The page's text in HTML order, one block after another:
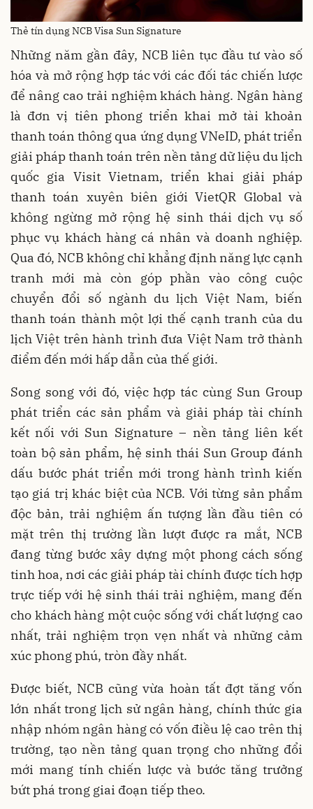
Thẻ tín dụng NCB Visa Sun Signature
Những năm gần đây, NCB liên tục đầu tư vào số
hóa và mở rộng hợp tác với các đối tác chiến lược
để nâng cao trải nghiệm khách hàng. Ngân hàng
là đơn vị tiên phong triển khai mở tài khoản
thanh toán thông qua ứng dụng VNeID, phát triển
giải pháp thanh toán trên nền tảng dữ liệu du lịch
quốc gia Visit Vietnam, triển khai giải pháp
thanh toán xuyên biên giới VietQR Global và
không ngừng mở rộng hệ sinh thái dịch vụ số
phục vụ khách hàng cá nhân và doanh nghiệp.
Qua đó, NCB không chỉ khẳng định năng lực cạnh
tranh mới mà còn góp phần vào công cuộc
chuyển đổi số ngành du lịch Việt Nam, biến
thanh toán thành một lợi thế cạnh tranh của du
lịch Việt trên hành trình đưa Việt Nam trở thành
điểm đến mới hấp dẫn của thế giới.
Song song với đó, việc hợp tác cùng Sun Group
phát triển các sản phẩm và giải pháp tài chính
kết nối với Sun Signature – nền tảng liên kết
toàn bộ sản phẩm, hệ sinh thái Sun Group đánh
dấu bước phát triển mới trong hành trình kiến
tạo giá trị khác biệt của NCB. Với từng sản phẩm
độc bản, trải nghiệm ấn tượng lần đầu tiên có
mặt trên thị trường lần lượt được ra mắt, NCB
đang từng bước xây dựng một phong cách sống
tinh hoa, nơi các giải pháp tài chính được tích hợp
trực tiếp với hệ sinh thái trải nghiệm, mang đến
cho khách hàng một cuộc sống với chất lượng cao
nhất, trải nghiệm trọn vẹn nhất và những cảm
xúc phong phú, tròn đầy nhất.
Được biết, NCB cũng vừa hoàn tất đợt tăng vốn
lớn nhất trong lịch sử ngân hàng, chính thức gia
nhập nhóm ngân hàng có vốn điều lệ cao trên thị
trường, tạo nền tảng quan trọng cho những đổi
mới mang tính chiến lược và bước tăng trưởng
bứt phá trong giai đoạn tiếp theo.